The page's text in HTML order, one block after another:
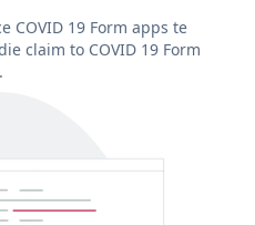
COVID 19 Form apps te
claim to COVID 19 Form